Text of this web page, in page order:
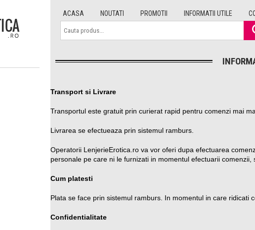
ACASA NOUTATI PROMOTII INFORMATII UTILE
Transport si Livrare
Transportul este gratuit prin curierat rapid pentru comenzi mai
Livrarea se efectueaza prin sistemul ramburs.
Operatorii LenjerieErotica.ro va vor oferi dupa efectuarea
personale pe care ni le furnizati in momentul efectuarii
Cum platesti
Plata se face prin sistemul ramburs. In momentul in care ridicati
Confidentialitate